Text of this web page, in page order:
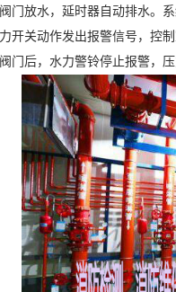
放水，延时器自动排水。系
关动作发出报警信号，控制
后，水力警铃停止报警，压